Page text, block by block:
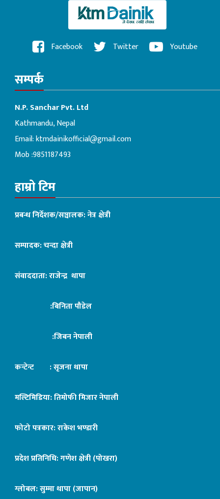
Facebook Twitter Youtube
सम्पर्क
N.P. Sanchar Pvt. Ltd
Kathmandu, Nepal
Email:ktmdainikofficial@gmail.com
Mob :9851187493
हाम्रो टिम
प्रबन्ध निर्देशक/सञ्चालक: नेत्र क्षेत्री
सम्पादक: चन्दा क्षेत्री
संवाददाता: राजेन्द्र थापा
:बिनिता पौडेल
:जिबन नेपाली
कन्टेन्ट : सृजना थापा
मल्टिमिडिया: तिमोफी मिजार नेपाली
फोटो पत्रकार: राकेश भण्डारी
प्रदेश प्रतिनिधि: गणेश क्षेत्री (पोखरा)
ग्लोबल: सुम्मा थापा (जापान)